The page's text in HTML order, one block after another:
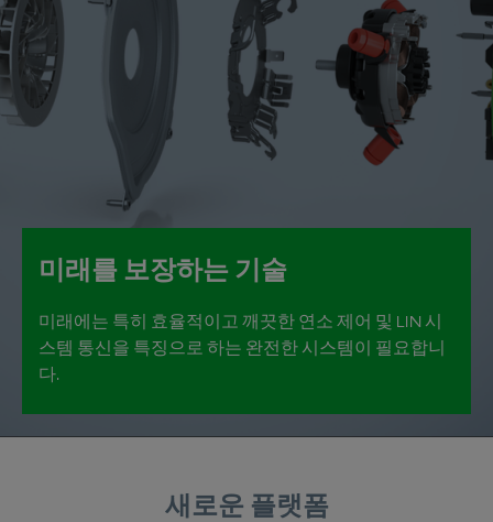
미래를 보장하는 기술
미래에는 특히 효율적이고 깨끗한 연소 제어 및 LIN 시
스템 통신을 특징으로 하는 완전한 시스템이 필요합니
다.
새로운 플랫폼